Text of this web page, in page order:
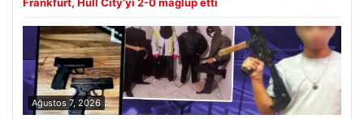
Frankfurt, Hull City’yi 2-0 mağlup etti
Ağustos 7, 2026